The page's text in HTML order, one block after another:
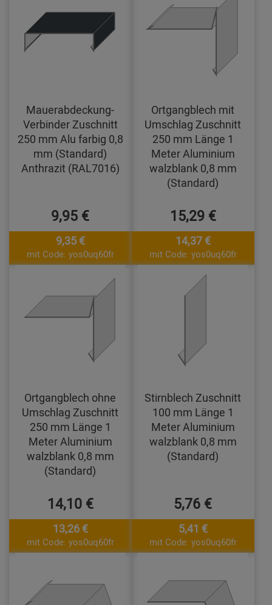
Mauerabdeckung-
Verbinder Zuschnitt
250 mm Alu farbig 0,8
mm (Standard)
Anthrazit (RAL7016)
9,95 €
9,35 €
mit Code: yos0uq60fr
Ortgangblech mit
Umschlag Zuschnitt
250 mm Länge 1
Meter Aluminium
walzblank 0,8 mm
(Standard)
15,29 €
14,37 €
mit Code: yos0uq60fr
Ortgangblech ohne
Umschlag Zuschnitt
250 mm Länge 1
Meter Aluminium
walzblank 0,8 mm
(Standard)
14,10 €
13,26 €
mit Code: yos0uq60fr
Stirnblech Zuschnitt
100 mm Länge 1
Meter Aluminium
walzblank 0,8 mm
(Standard)
5,76 €
5,41 €
mit Code: yos0uq60fr